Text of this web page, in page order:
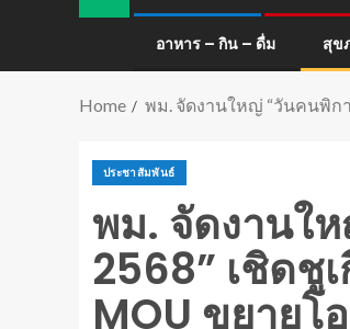
อาหาร – กิน – ดื่ม สุข
Home พม. จัดงานใหญ่ “วันคนพิก
ประชาสัมพันธ์
พม. จัดงานใ
2568” เชิดชู
MOU ขยายโ